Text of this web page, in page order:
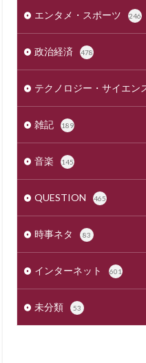
エンタメ・スポーツ 246
政治経済 478
テクノロジー・サイエン
雑記 189
音楽 145
QUESTION 465
時事ネタ 83
インターネット 601
未分類 53